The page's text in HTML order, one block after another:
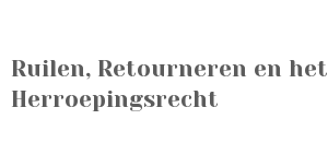
Ruilen, Retourneren en het
Herroepingsrecht